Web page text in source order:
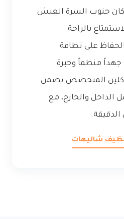
جنوب السرة العيش
بالراحة
على نظافة
منظماً وخبرة
كلين المتخصص يضمن
الداخل والخارج، مع
الدقيقة.
شاليهات